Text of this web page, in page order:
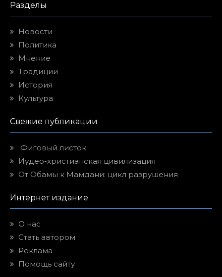
Разделы
Новости
Политика
Мнение
Традиции
История
Культура
Свежие публикации
Фиговый листок
Иудео-христианская цивилизация
От Обамы к Мамдани: цикл разрушения
Интернет издание
О нас
Стать автором
Реклама
Помощь сайту